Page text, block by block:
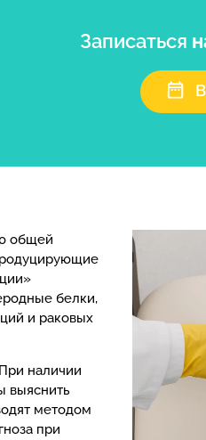
Записаться
общей
белки,
и раковых
наличии
выяснить
методом
при